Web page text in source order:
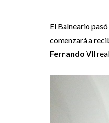
El Balneario
comenzará a
Fernando VII